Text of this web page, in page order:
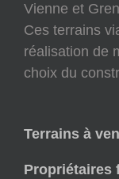
Vienne et
Ces terrains
réalisation de
choix du
Terrains à
Propriétaires